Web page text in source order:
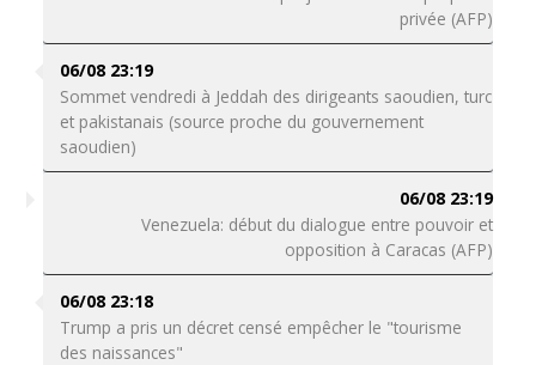
privée (AFP)
06/08 23:19
Sommet vendredi à Jeddah des dirigeants saoudien, turc
et pakistanais (source proche du gouvernement
saoudien)
06/08 23:19
Venezuela: début du dialogue entre pouvoir et
opposition à Caracas (AFP)
06/08 23:18
Trump a pris un décret censé empêcher le "tourisme
des naissances"